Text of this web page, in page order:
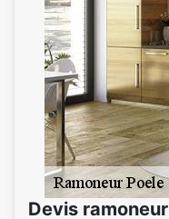
Devis ramoneur